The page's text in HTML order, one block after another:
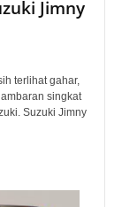
Jimny
terlihat gahar,
singkat
Suzuki Jimny